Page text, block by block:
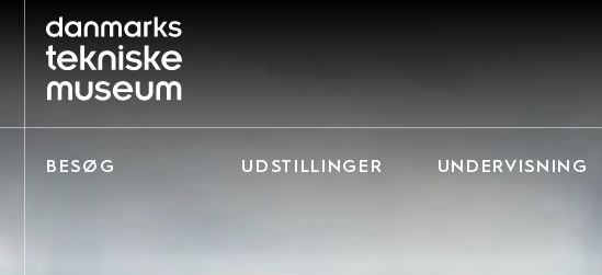
BESØG UDSTILLINGER UNDERVISNING